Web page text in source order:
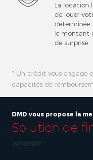
DMD vous propose la
Solution de
La location
de louer
le montant
de surprise.
* Un crédit vous engage
capacités de